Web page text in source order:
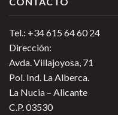
Tel.: +34 615 64 60 24
Dirección:
Avda. Villajoyosa, 71
Pol. Ind. La Alberca.
La Nucia – Alicante
C.P. 03530